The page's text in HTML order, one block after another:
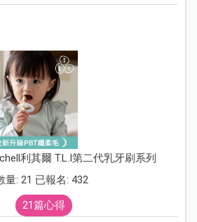
利其爾 T.L.I第二代乳牙刷系列
量: 21 已報名: 432
21篇心得